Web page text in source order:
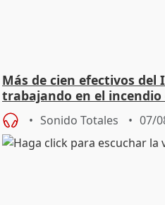
Más de cien efectivos del
trabajando en el incendio
Sonido Totales 07/